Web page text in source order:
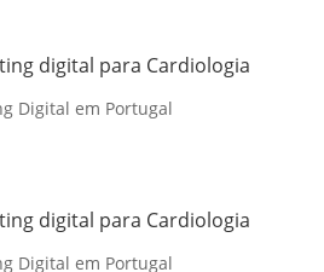
digital para Cardiologia
Digital em Portugal
digital para Cardiologia
Digital em Portugal